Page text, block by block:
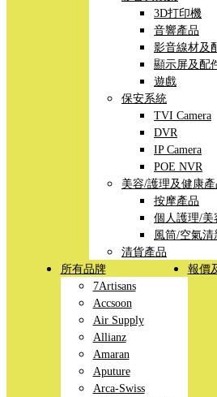
3D打印機
音響產品
影音線材及
顯示屏及配
遊戲
保安系統
TVI Camera
DVR
IP Camera
POE NVR
美容/護理及健康產
按摩產品
個人護理/美
風筒/空氣清
清貨產品
所有品牌
7Artisans
Accsoon
Air Supply
Allianz
Amaran
Aputure
Arca-Swiss
報價